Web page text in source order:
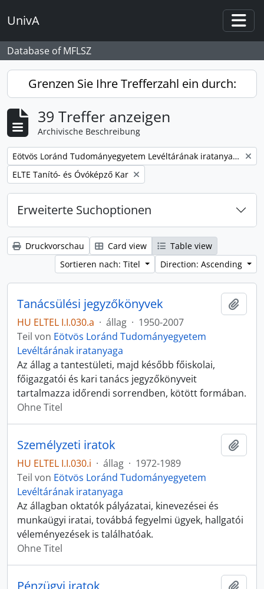
UnivA
Database of MFLSZ
Grenzen Sie Ihre Trefferzahl ein durch:
39 Treffer anzeigen
Archivische Beschreibung
Remove filter:
Eötvös Loránd Tudományegyetem Levéltárának iratanyaga
Remove filter:
ELTE Tanító- és Óvóképző Kar
Erweiterte Suchoptionen
Druckvorschau Card view
Table view
Sortieren nach: Titel
Direction: Ascending
Tanácsülési jegyzőkönyvek
HU ELTEL I.I.030.a · állag · 1950-2007
Teil von Eötvös Loránd Tudományegyetem
Levéltárának iratanyaga
Az állag a tantestületi, majd később főiskolai,
főigazgatói és kari tanács jegyzőkönyveit
tartalmazza időrendi sorrendben, kötött formában.
Ohne Titel
Személyzeti iratok
HU ELTEL I.I.030.i · állag · 1972-1989
Teil von Eötvös Loránd Tudományegyetem
Levéltárának iratanyaga
Az állagban oktatók pályázatai, kinevezései és
munkaügyi iratai, továbbá fegyelmi ügyek, hallgatói
véleményezések is találhatóak.
Ohne Titel
Pénzügyi iratok